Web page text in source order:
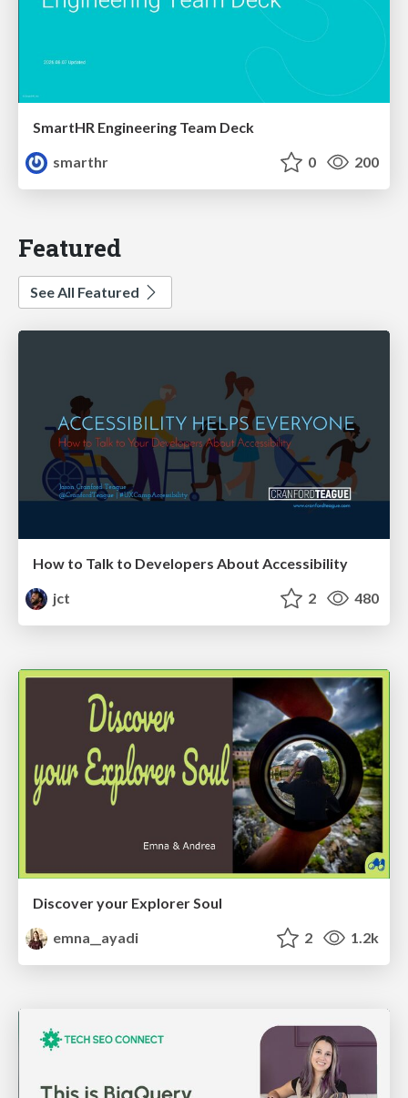
SmartHR Engineering Team Deck
smarthr
0 200
Featured
See All Featured
How to Talk to Developers About Accessibility
jct
2 480
Discover your Explorer Soul
emna__ayadi
2 1.2k